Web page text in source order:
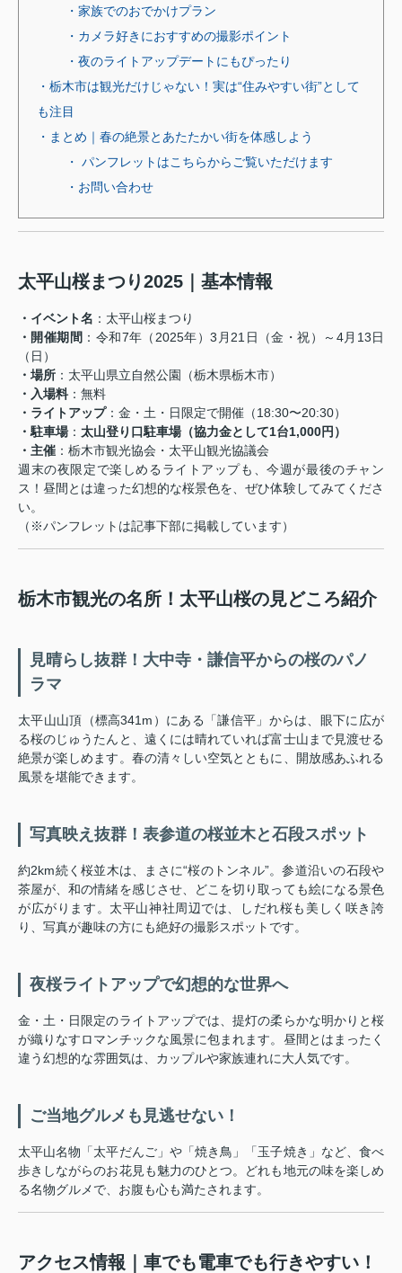
・家族でのおでかけプラン
・カメラ好きにおすすめの撮影ポイント
・夜のライトアップデートにもぴったり
・栃木市は観光だけじゃない！実は“住みやすい街”として
も注目
・まとめ｜春の絶景とあたたかい街を体感しよう
・ パンフレットはこちらからご覧いただけます
・お問い合わせ
太平山桜まつり2025｜基本情報
・イベント名 ：太平山桜まつり
・開催期間 ：令和7年（2025年）3月21日（金・祝）～4月13日
（日）
・場所 ：太平山県立自然公園（栃木県栃木市）
・入場料：無料
・ライトアップ：金・土・日限定で開催（18:30〜20:30）
・駐車場： 太山登り口駐車場（協力金として1台1,000円）
・主催 ：栃木市観光協会・太平山観光協議会
週末の夜限定で楽しめるライトアップも、今週が最後のチャン
ス！昼間とは違った幻想的な桜景色を、ぜひ体験してみてくださ
い。
（※パンフレットは記事下部に掲載しています）
栃木市観光の名所！太平山桜の見どころ紹介
見晴らし抜群！大中寺・謙信平からの桜のパノ
ラマ
太平山山頂（標高341m）にある「謙信平」からは、眼下に広が
る桜のじゅうたんと、遠くには晴れていれば富士山まで見渡せる
絶景が楽しめます。春の清々しい空気とともに、開放感あふれる
風景を堪能できます。
写真映え抜群！表参道の桜並木と石段スポット
約2km続く桜並木は、まさに“桜のトンネル”。参道沿いの石段や
茶屋が、和の情緒を感じさせ、どこを切り取っても絵になる景色
が広がります。太平山神社周辺では、しだれ桜も美しく咲き誇
り、写真が趣味の方にも絶好の撮影スポットです。
夜桜ライトアップで幻想的な世界へ
金・土・日限定のライトアップでは、提灯の柔らかな明かりと桜
が織りなすロマンチックな風景に包まれます。昼間とはまったく
違う幻想的な雰囲気は、カップルや家族連れに大人気です。
ご当地グルメも見逃せない！
太平山名物「太平だんご」や「焼き鳥」「玉子焼き」など、食べ
歩きしながらのお花見も魅力のひとつ。どれも地元の味を楽しめ
る名物グルメで、お腹も心も満たされます。
アクセス情報｜車でも電車でも行きやすい！